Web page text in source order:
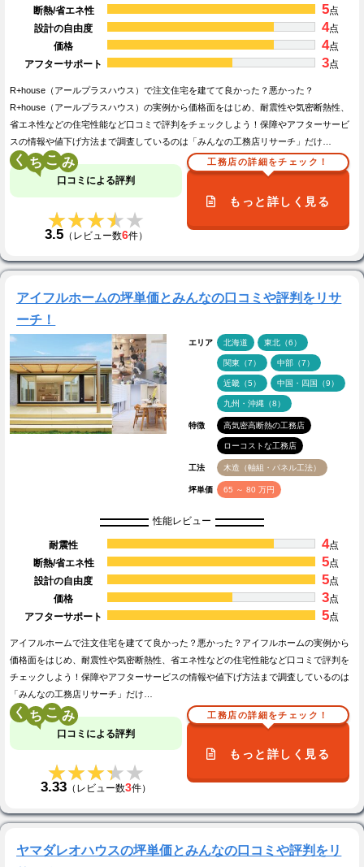
断熱/省エネ性
5点
設計の自由度
4点
価格
4点
アフターサポート
3点
R+house（アールプラスハウス）で注文住宅を建てて良かった？悪かった？
R+house（アールプラスハウス）の実例から価格面をはじめ、耐震性や気密断熱性、
省エネ性などの住宅性能など口コミで評判をチェックしよう！保障やアフターサービ
スの情報や値下げ方法まで調査しているのは「みんなの工務店リサーチ」だけ…
く こ
口コミによる評判
★★★★★
★★★★★
3.5（レビュー数6件）
工務店の詳細をチェック！
もっと詳しく見る
アイフルホームの坪単価とみんなの口コミや評判をリサ
ーチ！
エリア 北海道 東北（6）
関東（7） 中部（7）
近畿（5） 中国・四国（9）
九州・沖縄（8）
特徴 高気密高断熱の工務店
ローコストな工務店
工法 木造（軸組・パネル工法）
坪単価 65 ～ 80 万円
性能レビュー
耐震性 4点
断熱/省エネ性
5点
設計の自由度
5点
価格
3点
アフターサポート
5点
アイフルホームで注文住宅を建てて良かった？悪かった？アイフルホームの実例から
価格面をはじめ、耐震性や気密断熱性、省エネ性などの住宅性能など口コミで評判を
チェックしよう！保障やアフターサービスの情報や値下げ方法まで調査しているのは
「みんなの工務店リサーチ」だけ…
く こ
口コミによる評判
★★★★★
★★★★★
3.33 （レビュー数3件）
工務店の詳細をチェック！
もっと詳しく見る
ヤマダレオハウスの坪単価とみんなの口コミや評判をリ